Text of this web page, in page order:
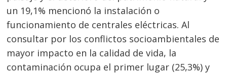
un 19,1% mencionó la instalación o
funcionamiento de centrales eléctricas. Al
consultar por los conflictos socioambientales de
mayor impacto en la calidad de vida, la
contaminación ocupa el primer lugar (25,3%) y